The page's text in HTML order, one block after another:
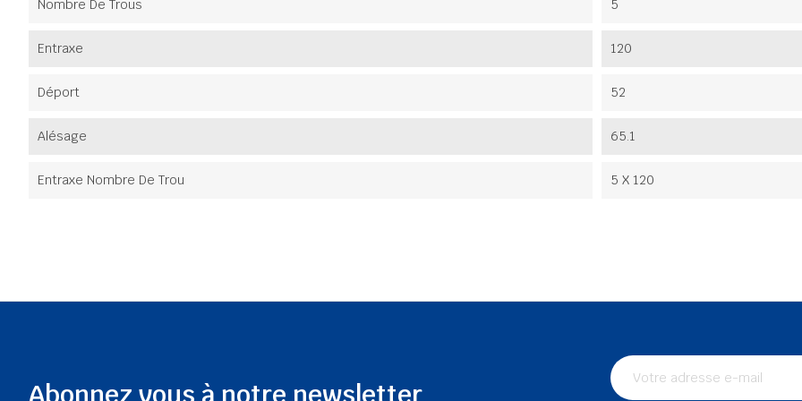
Nombre De Trous 5
Entraxe 120
Déport 52
Alésage 65.1
Entraxe Nombre De Trou 5 X 120
Abonnez vous à notre newsletter